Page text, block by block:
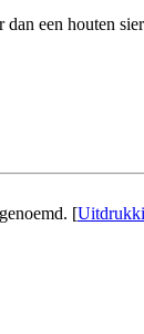
een houten
genoemd. [